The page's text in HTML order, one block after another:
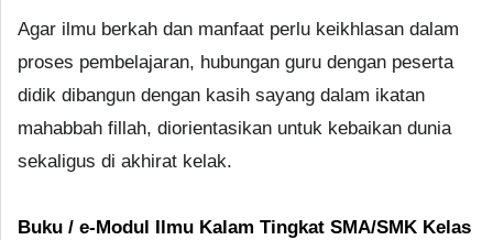
Agar ilmu berkah dan manfaat perlu keikhlasan dalam
proses pembelajaran, hubungan guru dengan peserta
didik dibangun dengan kasih sayang dalam ikatan
mahabbah fillah, diorientasikan untuk kebaikan dunia
sekaligus di akhirat kelak.
Buku / e-Modul Ilmu Kalam Tingkat SMA/SMK Kelas